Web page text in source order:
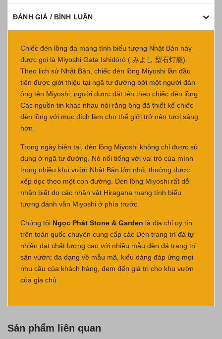
ĐÁNH GIÁ / BÌNH LUẬN
Chiếc đèn lồng đá mang tính biểu tượng Nhật Bản này
được gọi là Miyoshi Gata Ishidōrō ( みよし 型石灯籠).
Theo lịch sử Nhật Bản, chiếc đèn lồng Miyoshi lần đầu
tiên được giới thiệu tại ngã tư đường bởi một người đàn
ông tên Miyoshi, người được đặt tên theo chiếc đèn lồng.
Các nguồn tin khác nhau nói rằng ông đã thiết kế chiếc
đèn lồng với mục đích làm cho thế giới trở nên tươi sáng
hơn.
Trong ngày hiện tại, đèn lồng Miyoshi không chỉ được sử
dụng ở ngã tư đường. Nó nổi tiếng với vai trò của mình
trong nhiều khu vườn Nhật Bản lớn nhỏ, thường được
xếp dọc theo một con đường. Đèn lồng Miyoshi rất dễ
nhận biết do các nhân vật Hiragana mang tính biểu
tượng đánh vần Miyoshi ở phía trước.
Chúng tôi Ngọc Phát Stone & Garden là địa chỉ uy tín
trên toàn quốc chuyên cung cấp các Đèn trang trí đá tự
nhiên đạt chất lượng cao với nhiều mẫu đèn đá trang trí
sân vườn; đa dạng về mẫu mã, kiểu dáng đáp ứng mọi
nhu cầu của khách hàng, đem đến giá trị cho khu vườn
của gia chủ
Sản phẩm liên quan